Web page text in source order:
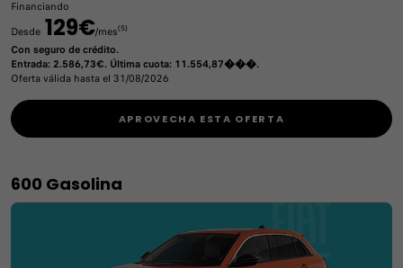
Financiando
Desde 129€/mes(5)
Con seguro de crédito.
Entrada: 2.586,73€. Última cuota: 11.554,87���.
Oferta válida hasta el 31/08/2026
APROVECHA ESTA OFERTA
600 Gasolina